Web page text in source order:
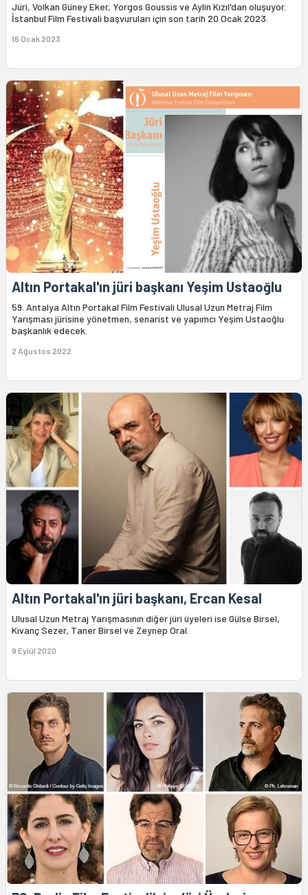
Jüri, Volkan Güney Eker, Yorgos Goussis ve Aylin Kızıl'dan oluşuyor.
İstanbul Film Festivali başvuruları için son tarih 20 Ocak 2023.
16 Ocak 2023
Altın Portakal'ın jüri başkanı Yeşim Ustaoğlu
59. Antalya Altın Portakal Film Festivali Ulusal Uzun Metraj Film
Yarışması jürisine yönetmen, senarist ve yapımcı Yeşim Ustaoğlu
başkanlık edecek.
2 Ağustos 2022
Altın Portakal'ın jüri başkanı, Ercan Kesal
Ulusal Uzun Metraj Yarışmasının diğer jüri üyeleri ise Gülse Birsel,
Kıvanç Sezer, Taner Birsel ve Zeynep Oral.
9 Eylül 2020